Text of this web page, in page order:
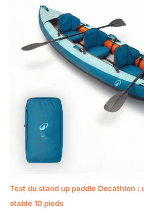
Test du stand up paddle Decathlon :
stable 10 pieds